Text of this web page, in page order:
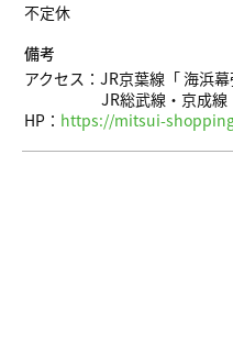
不定休
備考
アクセス：JR京葉線「 海浜
JR総武線・京成線「幕
HP： https://mitsui-